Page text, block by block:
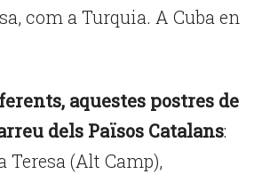
com a Turquia. A Cuba en
aquestes postres de
dels Països Catalans:
Teresa (Alt Camp),